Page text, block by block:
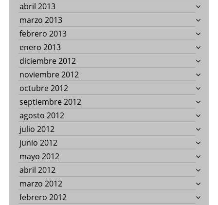
abril 2013
marzo 2013
febrero 2013
enero 2013
diciembre 2012
noviembre 2012
octubre 2012
septiembre 2012
agosto 2012
julio 2012
junio 2012
mayo 2012
abril 2012
marzo 2012
febrero 2012